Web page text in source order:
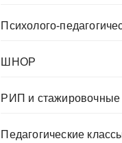
Психолого-
ШНОР
РИП и стажировочные
Педагогические